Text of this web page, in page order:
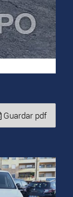
Guardar pdf